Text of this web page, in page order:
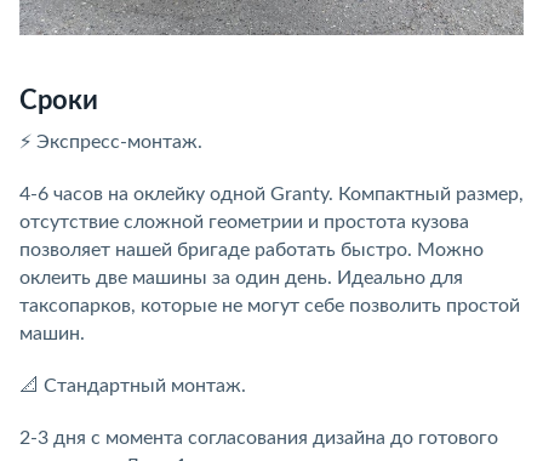
Сроки
⚡ Экспресс-монтаж.
4-6 часов на оклейку одной Granty. Компактный размер,
отсутствие сложной геометрии и простота кузова
позволяет нашей бригаде работать быстро. Можно
оклеить две машины за один день. Идеально для
таксопарков, которые не могут себе позволить простой
машин.
📐 Стандартный монтаж.
2-3 дня с момента согласования дизайна до готового